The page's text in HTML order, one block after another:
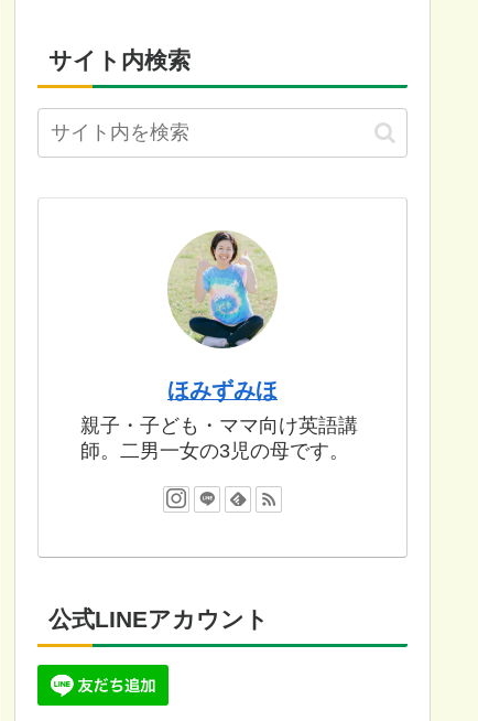
サイト内検索
ほみずみほ
親子・子ども・ママ向け英語講
師。二男一女の3児の母です。
公式LINEアカウント